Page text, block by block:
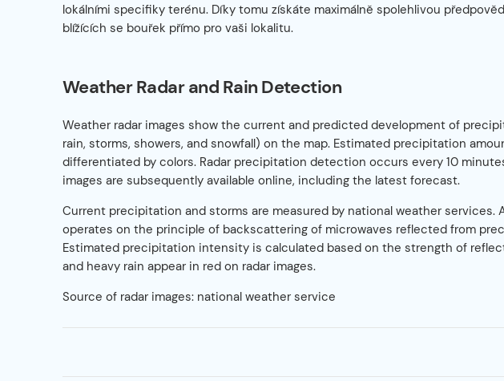
lokálními specifiky terénu. Díky tomu získáte maximálně spolehlivou
blížících se bouřek přímo pro vaši lokalitu.
Weather Radar and Rain Detection
Weather radar images show the current and predicted development of
rain, storms, showers, and snowfall) on the map. Estimated precipitation
differentiated by colors. Radar precipitation detection occurs every 10
images are subsequently available online, including the latest forecast.
Current precipitation and storms are measured by national weather services.
operates on the principle of backscattering of microwaves reflected from
Estimated precipitation intensity is calculated based on the strength of
and heavy rain appear in red on radar images.
Source of radar images: national weather service